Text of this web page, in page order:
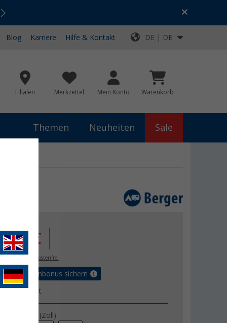
Top-Deals für dein Abenteuer!
Blog Karriere Hilfe & Kontakt DE | DE
Filialen Merkzettel Mein Konto Warenkorb
Themen Neuheiten Sale
V
299,- €
versandkostenfrei
sichern
(Zoll)